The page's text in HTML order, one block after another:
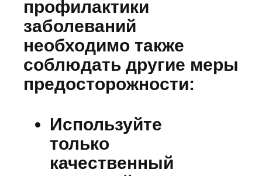
профилактики
заболеваний
необходимо также
соблюдать другие меры
предосторожности:
Используйте
только
качественный